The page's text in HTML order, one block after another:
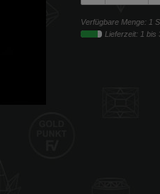
Verfügbare Menge: 1
Lieferzeit: 1 bis